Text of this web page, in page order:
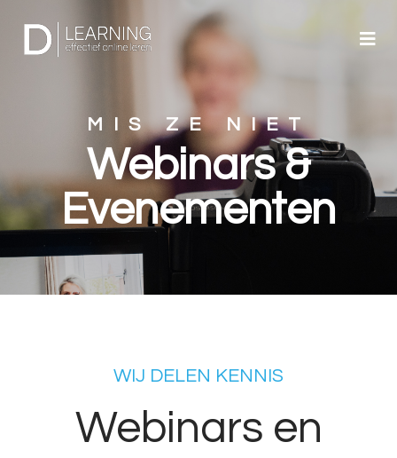
MIS ZE NIET
Webinars &
Evenementen
WIJ DELEN KENNIS
Webinars en